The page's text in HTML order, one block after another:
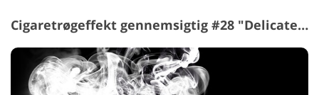
Cigaretrøgeffekt gennemsigtig #28 "Delicate Touch"